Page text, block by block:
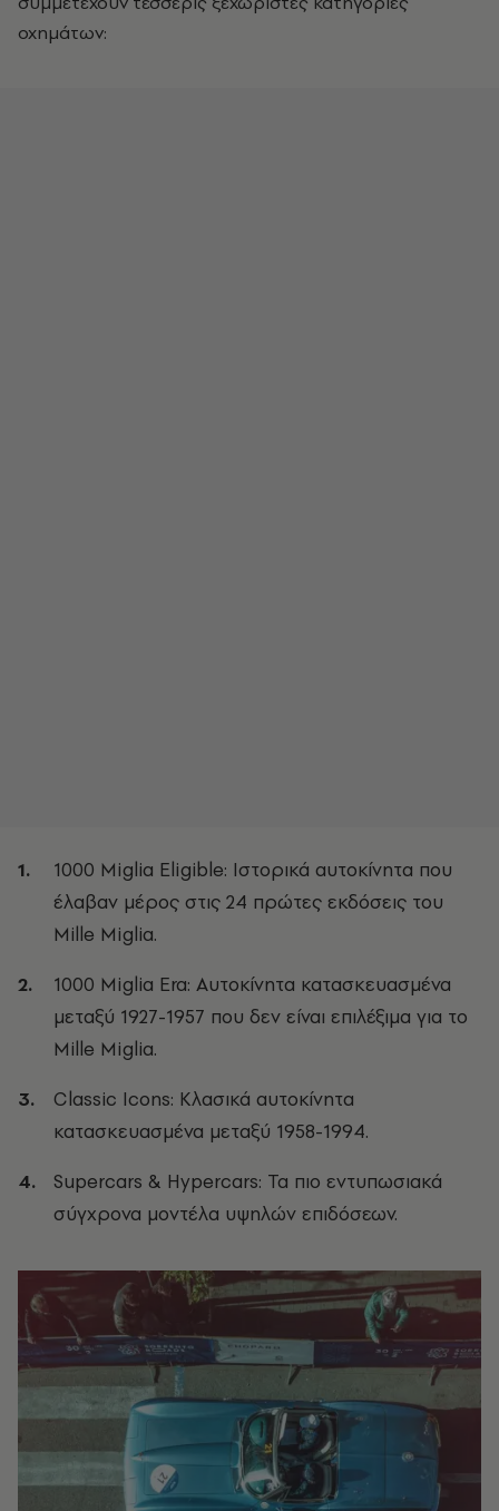
οχημάτων:
1000 Miglia Eligible: Ιστορικά αυτοκίνητα που
έλαβαν μέρος στις 24 πρώτες εκδόσεις του
Mille Miglia.
1000 Miglia Era: Αυτοκίνητα κατασκευασμένα
μεταξύ 1927-1957 που δεν είναι επιλέξιμα για το
Mille Miglia.
Classic Icons: Κλασικά αυτοκίνητα
κατασκευασμένα μεταξύ 1958-1994.
Supercars & Hypercars: Τα πιο εντυπωσιακά
σύγχρονα μοντέλα υψηλών επιδόσεων.